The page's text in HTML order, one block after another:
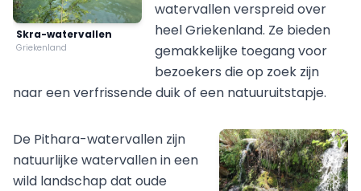
Skra-watervallen
Griekenland
watervallen verspreid over
heel Griekenland. Ze bieden
gemakkelijke toegang voor
bezoekers die op zoek zijn
naar een verfrissende duik of een natuuruitstapje.
De Pithara-watervallen zijn
natuurlijke watervallen in een
wild landschap dat oude